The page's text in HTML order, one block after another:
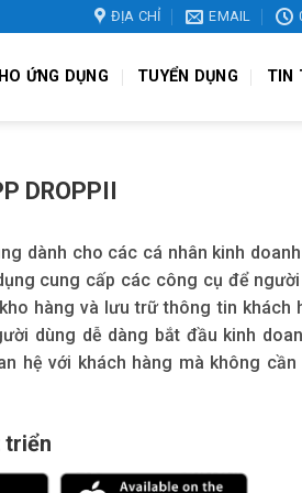
ĐỊA CHỈ EMAIL
ỨNG DỤNG TUYỂN DỤNG TIN
DROPPII
dành cho các cá nhân kinh
cung cấp các công cụ để
hàng và lưu trữ thông tin khách
dùng dễ dàng bắt đầu kinh
hệ với khách hàng mà không
triển